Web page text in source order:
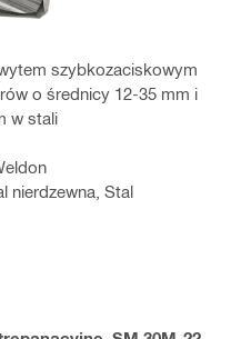
szybkozaciskowym
o średnicy 12-35 mm i
w stali
nierdzewna, Stal